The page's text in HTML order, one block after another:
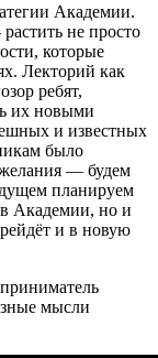
Академии.
не просто
которые
Лекторий как
ребят,
их новыми
и известных
было
— будем
планируем
в Академии, но и
и в новую
мысли